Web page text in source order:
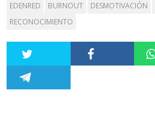
EDENRED BURNOUT DESMOTIVACIÓN
RECONOCIMIENTO